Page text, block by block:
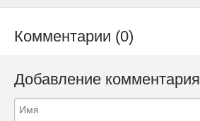
Комментарии (0)
Добавление комментария